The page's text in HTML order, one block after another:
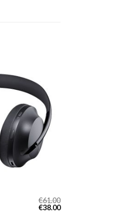
€61.00
€38.00